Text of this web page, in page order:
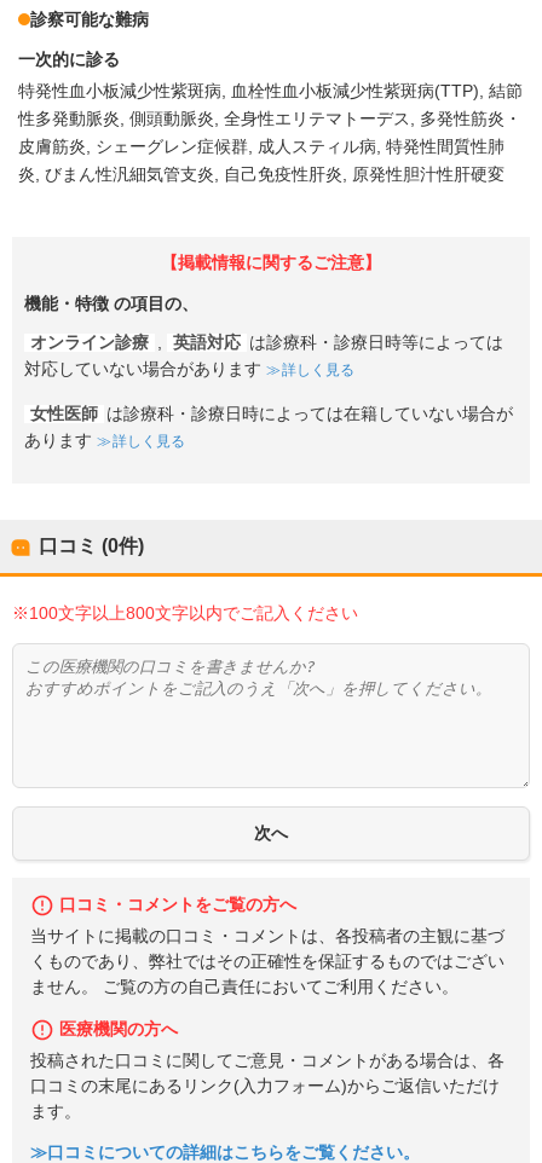
診察可能な難病
一次的に診る
特発性血小板減少性紫斑病
血栓性血小板減少性紫斑病(TTP) 結節
性多発動脈炎 側頭動脈炎 全身性エリテマトーデス
多発性筋炎・
皮膚筋炎
シェーグレン症候群 成人スティル病 特発性間質性肺
炎 びまん性汎細気管支炎 自己免疫性肝炎 原発性胆汁性肝硬変
【掲載情報に関するご注意】
機能・特徴 の項目の、
オンライン診療 英語対応 は診療科・診療日時等によっては
対応していない場合があります
詳しく見る
女性医師 は診療科・診療日時によっては在籍していない場合が
あります
詳しく見る
口コミ (0件)
※100文字以上800文字以内でご記入ください
口コミ・コメントをご覧の方へ
当サイトに掲載の口コミ・コメントは、各投稿者の主観に基づ
くものであり、弊社ではその正確性を保証するものではござい
ません。 ご覧の方の自己責任においてご利用ください。
医療機関の方へ
投稿された口コミに関してご意見・コメントがある場合は、各
口コミの末尾にあるリンク(入力フォーム)からご返信いただけ
ます。
≫口コミについての詳細はこちらをご覧ください。